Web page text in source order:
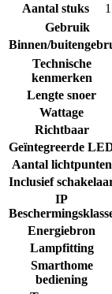
Aantal stuks
Gebruik
Binnen/
Technische
kenmerken
Lengte snoer
Wattage
Richtbaar
Geïntegreerde
Aantal lichtpunten
Inclusief
IP
Energiebron
Lampfitting
Smarthome
bediening